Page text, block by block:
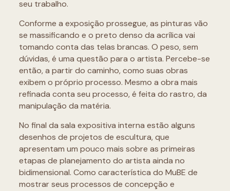
seu trabalho.
Conforme a exposição prossegue, as pinturas vão
se massificando e o preto denso da acrílica vai
tomando conta das telas brancas. O peso, sem
dúvidas, é uma questão para o artista. Percebe-se
então, a partir do caminho, como suas obras
exibem o próprio processo. Mesmo a obra mais
refinada conta seu processo, é feita do rastro, da
manipulação da matéria.
No final da sala expositiva interna estão alguns
desenhos de projetos de escultura, que
apresentam um pouco mais sobre as primeiras
etapas de planejamento do artista ainda no
bidimensional. Como característica do MuBE de
mostrar seus processos de concepção e